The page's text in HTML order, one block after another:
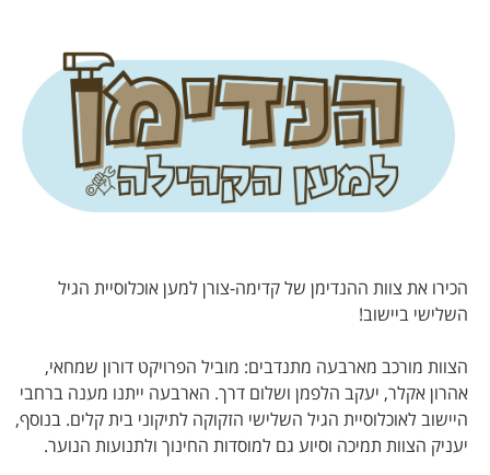
הכירו את צוות ההנדימן של קדימה-צורן למען אוכלוסיית הגיל
השלישי ביישוב!
הצוות מורכב מארבעה מתנדבים: מוביל הפרויקט דורון שמחאי,
אהרון אקלר, יעקב הלפמן ושלום דרך. הארבעה ייתנו מענה ברחבי
היישוב לאוכלוסיית הגיל השלישי הזקוקה לתיקוני בית קלים. בנוסף,
יעניק הצוות תמיכה וסיוע גם למוסדות החינוך ולתנועות הנוער.